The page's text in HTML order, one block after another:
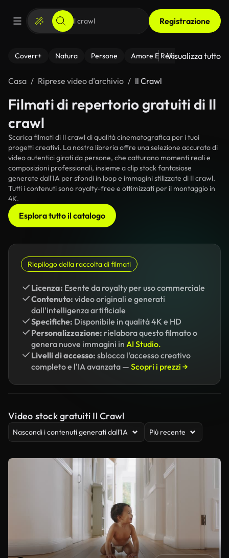
Registrazione
Coverr+ Natura Persone Amore E Relazioni Il
Visualizza tutto
Casa Riprese video d’archivio Il Crawl
Filmati di repertorio gratuiti di Il
crawl
Scarica filmati di Il crawl di qualità cinematografica per i tuoi
progetti creativi. La nostra libreria offre una selezione accurata di
video autentici girati da persone, che catturano momenti reali e
composizioni professionali, insieme a clip stock fantasiose
generate dall'IA per sfondi in loop e immagini stilizzate di Il crawl.
Tutti i contenuti sono royalty-free e ottimizzati per il montaggio in
4K.
Esplora tutto il catalogo
Riepilogo della raccolta di filmati
Licenza: Esente da royalty per uso commerciale
Contenuto: video originali e generati
dall'intelligenza artificiale
Specifiche: Disponibile in qualità 4K e HD
Personalizzazione: rielabora questo filmato o
genera nuove immagini in AI Studio.
Livelli di accesso: sblocca l'accesso creativo
completo e l'IA avanzata — Scopri i prezzi →
Video stock gratuiti Il Crawl
Nascondi i contenuti generati dall’IA Più recente